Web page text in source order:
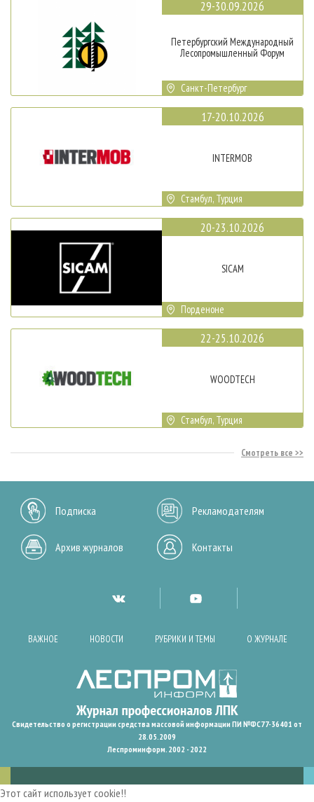
29-30.09.2026
Петербургский Международный
Лесопромышленный Форум
Санкт-Петербург
17-20.10.2026
INTERMOB
Стамбул, Турция
20-23.10.2026
SICAM
Порденоне
22-25.10.2026
WOODTECH
Стамбул, Турция
Смотреть все
Подписка Рекламодателям
Архив журналов Контакты
ВАЖНОЕ НОВОСТИ РУБРИКИ И ТЕМЫ О ЖУРНАЛЕ
Свидетельство о регистрации средства массовой информации ПИ №ФС77-36401 от
28.05.2009
Леспроминформ. 2002 - 2022
Этот сайт использует cookie!!